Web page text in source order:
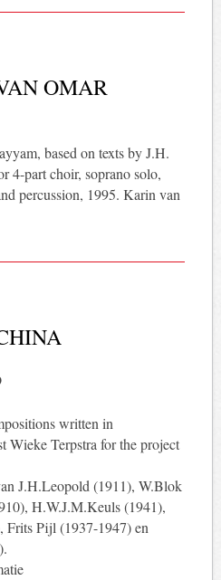
OMAR
based on texts by J.H.
4-part choir, soprano solo,
percussion, 1995. Karin van
written in
Wieke Terpstra for the project
J.H.Leopold (1911), W.Blok
H.W.J.M.Keuls (1941),
Frits Pijl (1937-1947) en